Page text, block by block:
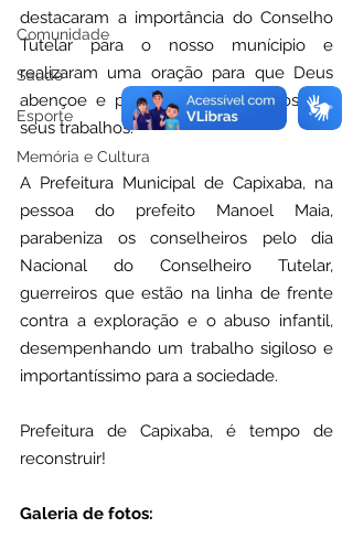
Comunidade
Saúde
Esporte
Memória e Cultura
destacaram a importância do Conselho
Tutelar para o nosso munícipio e
realizaram uma oração para que Deus
abençoe e proteja os conselheiros em
seus trabalhos.
A Prefeitura Municipal de Capixaba, na
pessoa do prefeito Manoel Maia,
parabeniza os conselheiros pelo dia
Nacional do Conselheiro Tutelar,
guerreiros que estão na linha de frente
contra a exploração e o abuso infantil,
desempenhando um trabalho sigiloso e
importantíssimo para a sociedade.
Prefeitura de Capixaba, é tempo de
reconstruir!
Galeria de fotos: